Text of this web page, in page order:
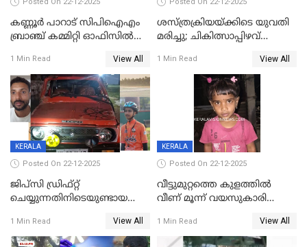
കണ്ണൂർ പാറാട് സിപിഐഎം
ബ്രാഞ്ച് കമ്മിറ്റി ഓഫിസിൽ
ചിത്രങ്ങളടക്കം കത്തിയ
നിലയിൽ
1 Min Read View All
ശസ്ത്രക്രിയയ്‌ക്കിടെ യുവതി
മരിച്ചു; ചികിത്സാപ്പിഴവ്
സംഭവം മാവേലിക്കരയിൽ
1 Min Read View All
KERALA
Posted On 22-12-2025
ജിപ്സി ഡ്രിഫ്റ്റ്
ചെയ്യുന്നതിനിടെയുണ്ടായ
ദാരുണാന്ത്യം; ജീപ്സി
ഓടിച്ചയാൾ അറസ്റ്റിൽ.
1 Min Read View All
KERALA
Posted On 22-12-2025
വീട്ടുമുറ്റത്തെ കുളത്തിൽ
വീണ് മൂന്ന് വയസുകാരി
1 Min Read View All